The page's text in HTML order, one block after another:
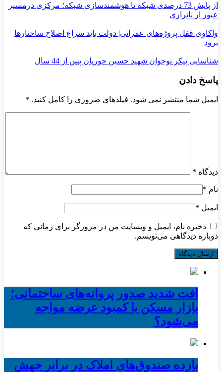
از پایش 73 درصدی شبکه تا هوشمندسازی شبکه؛ مرکزی درمسیر
عبور از ناترازی
واکاوی قفل پروژه‌های عمرانی| دولت باید سراغ اصلاح ساختارها
برود
شناسایی پیکر نوجوان شهید حسین حوریان پس از 44 سال
پاسخ دادن
ایمیل شما منتشر نمی شود. فیلدهای ضروری را کامل کنید. *
دیدگاه *
نام *
ایمیل *
ذخیره نام، ایمیل و وبسایت من در مرورگر برای زمانی که
دوباره دیدگاهی می‌نویسم.
افت شدید صدور پروانه‌های ساختمانی؛
بازار مسکن با کمبود عرضه مواجه
می‌شود؟
بازده صندوق‌های املاک در برابر جهش